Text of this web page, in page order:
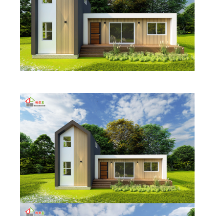
체류형쉼터
시공사례
고객센터
공지사항
고객문의
자료실
카다록
견적요청